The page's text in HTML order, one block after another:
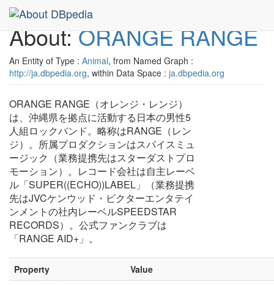
About:ORANGE RANGE
An Entity of Type : Animal, from Named Graph :
http://ja.dbpedia.org, within Data Space : ja.dbpedia.org
ORANGE RANGE（オレンジ・レンジ）
は、沖縄県を拠点に活動する日本の男性5
人組ロックバンド。略称はRANGE（レン
ジ）。所属プロダクションはスパイスミュ
ージック（業務提携先はスターダストプロ
モーション）。レコード会社は自主レーベ
ル「SUPER((ECHO))LABEL」（業務提携
先はJVCケンウッド・ビクターエンタテイ
ンメントの社内レーベルSPEEDSTAR
RECORDS）。公式ファンクラブは
「RANGE AID+」。
Property Value